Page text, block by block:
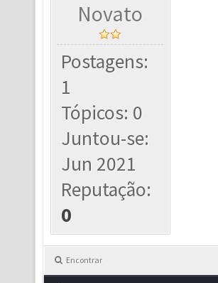
Novato
Postagens:
1
Tópicos: 0
Juntou-se:
Jun 2021
Reputação:
0
Encontrar